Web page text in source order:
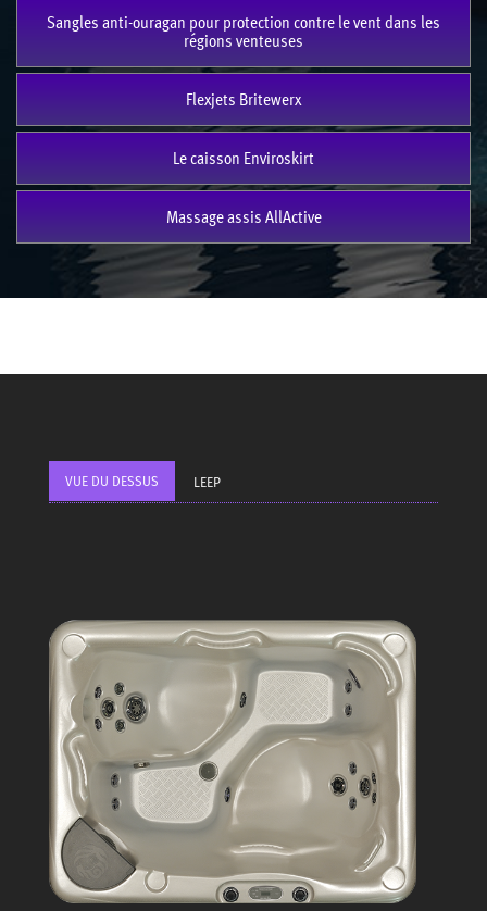
Sangles anti-ouragan pour protection contre le vent dans les
régions venteuses
Flexjets Britewerx
Le caisson Enviroskirt
Massage assis AllActive
VUE DU DESSUS LEEP